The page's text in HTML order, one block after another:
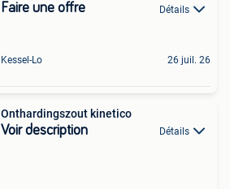
Faire une offre Détails
Kessel-Lo 26 juil. 26
Onthardingszout kinetico
Voir description Détails